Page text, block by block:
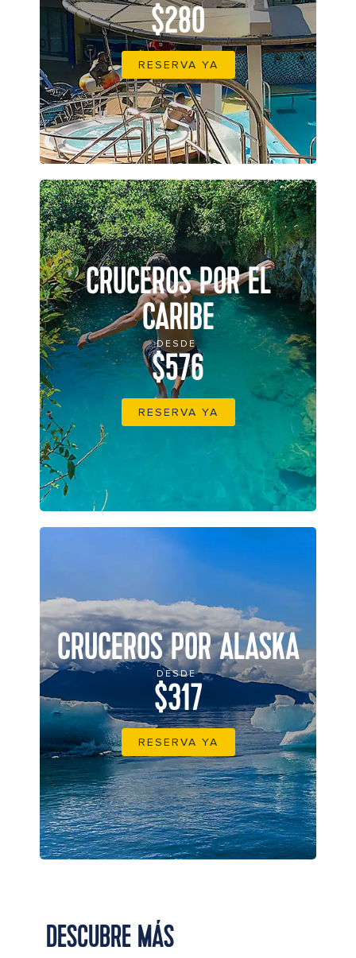
$280
RESERVA YA
CRUCEROS POR EL
CARIBE
DESDE
$576
RESERVA YA
CRUCEROS POR ALASKA
DESDE
$317
RESERVA YA
DESCUBRE MÁS